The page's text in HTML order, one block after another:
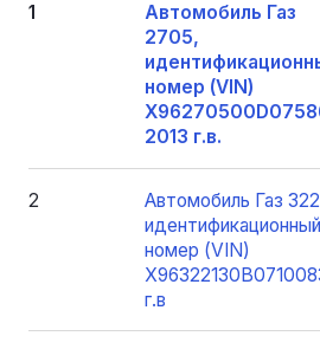
1
Автомобиль Газ
2705,
номер (VIN)
2013 г.в.
2
Автомобиль Газ
идентификационный
номер (VIN)
г.в